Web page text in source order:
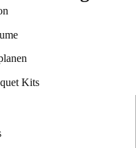
Kits